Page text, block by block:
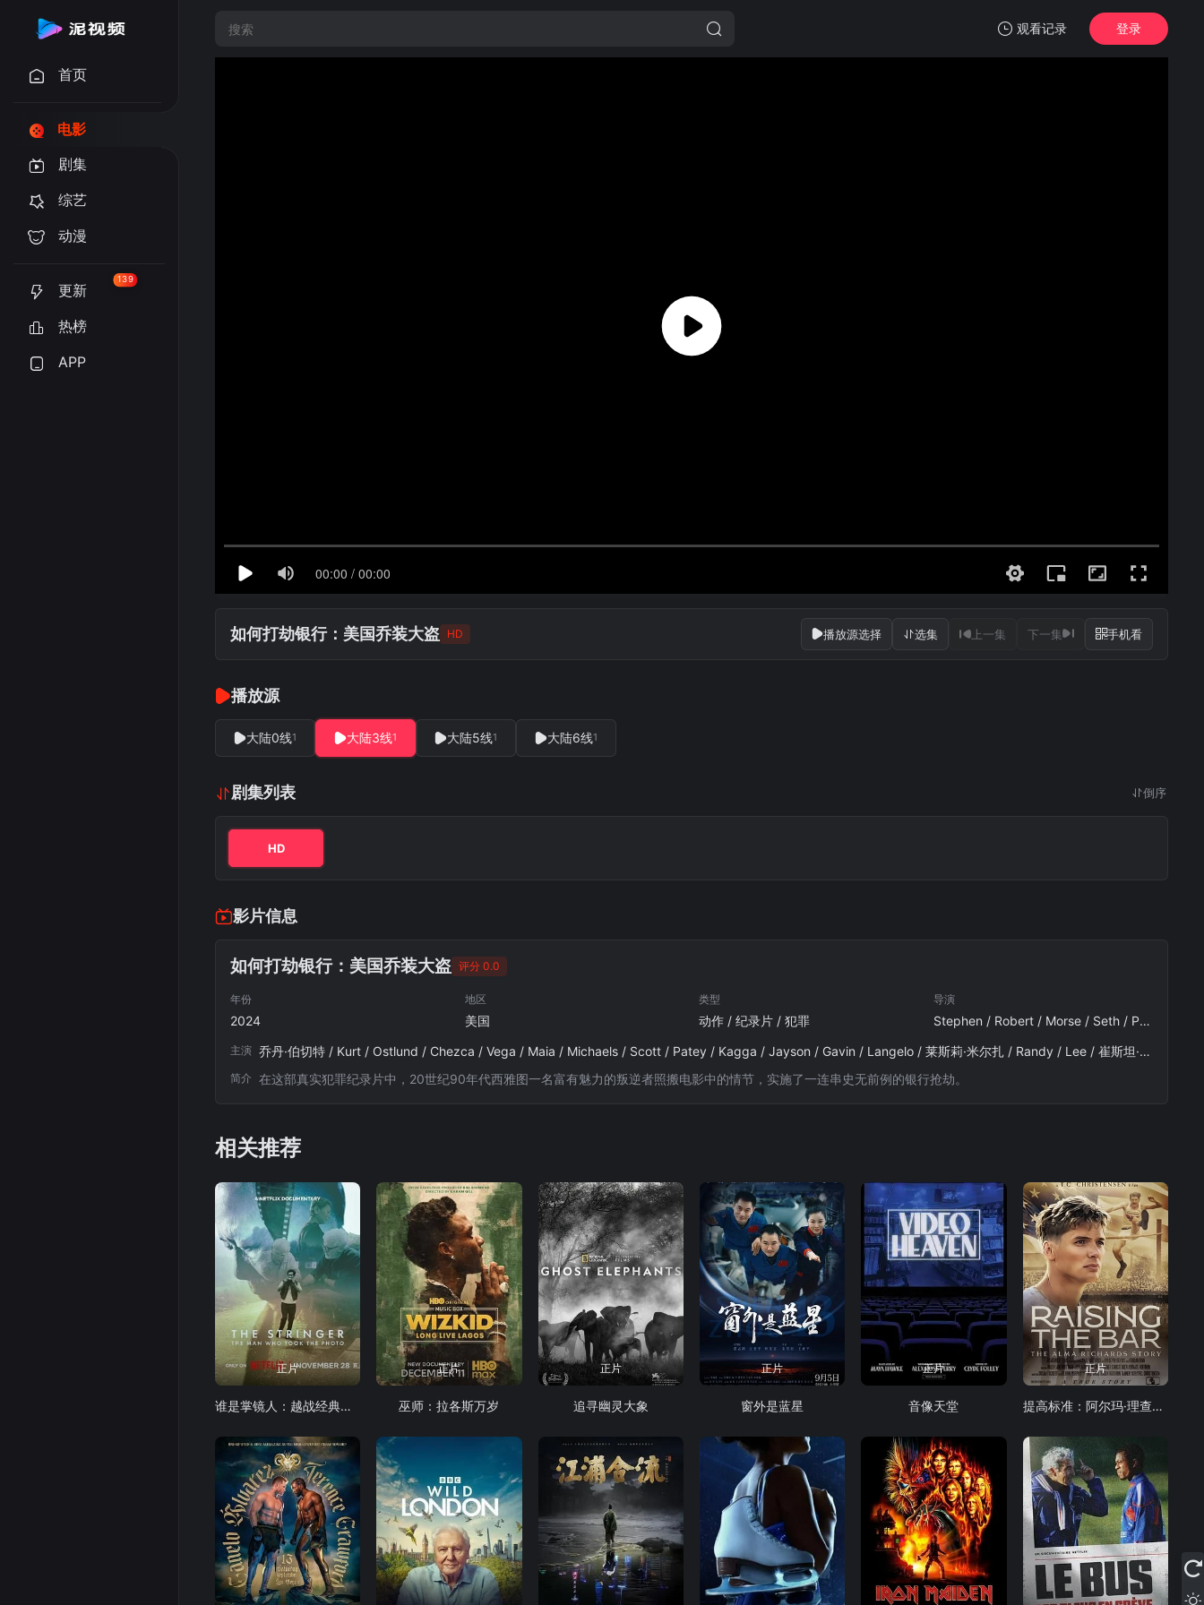
观看记录 登录
首页
电影
剧集
综艺
动漫
更新
139
热榜
APP
如何打劫银行：美国乔装大盗 HD 播放源选择 选集 上一集 下一集 手机看
播放源
大陆0线1 大陆3线1 大陆5线1 大陆6线1
剧集列表 倒序
HD
影片信息
如何打劫银行：美国乔装大盗 评分 0.0
年份
2024
地区
美国
类型
动作 / 纪录片 / 犯罪
导演
Stephen / Robert / Morse / Seth / Porges
主演 乔丹·伯切特 / Kurt / Ostlund / Chezca / Vega / Maia / Michaels / Scott / Patey / Kagga / Jayson / Gavin / Langelo / 莱斯莉·米尔扎 / Randy / Lee / 崔斯坦·麦金农
简介 在这部真实犯罪纪录片中，20世纪90年代西雅图一名富有魅力的叛逆者照搬电影中的情节，实施了一连串史无前例的银行抢劫。
相关推荐
正片
谁是掌镜人：越战经典照片之谜
正片
巫师：拉各斯万岁
正片
追寻幽灵大象
正片
窗外是蓝星
正片
音像天堂
正片
提高标准：阿尔玛·理查兹的故事